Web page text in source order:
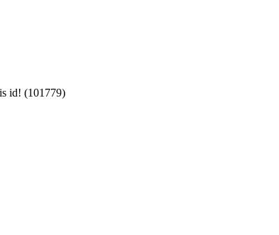
id! (101779)